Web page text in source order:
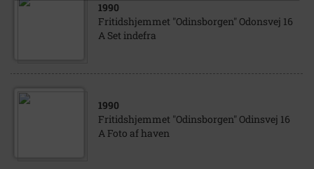
1990
Fritidshjemmet "Odinsborgen" Odonsvej 16
A Set indefra
1990
Fritidshjemmet "Odinsborgen" Odinsvej 16
A Foto af haven